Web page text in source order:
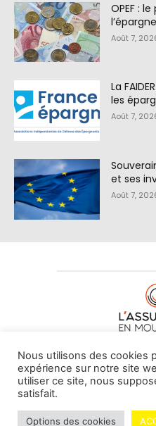
OPEF :
Août 7,
La
les
Août 7,
et ses
Août 7,
À PROPOS DE
© L'assurance en mouvement -
Nous utilisons des cookies
expérience sur notre site
utiliser ce site, nous
satisfait.
Options des cookies